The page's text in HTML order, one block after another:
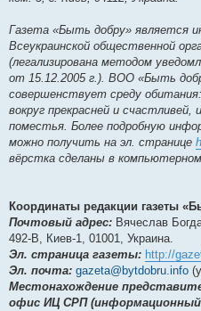
Газета «Быть добру» является
Всеукраинской общественной
(легализирована методом
от 15.12.2005 г.). ВОО «Быть
совершенствует среду
вокруг прекрасней и
поместья. Более подробную
можно получить на эл. странице
вёрстка сделаны в
Координаты редакции газеты
Почтовый адрес: Вячеслав
492-В, Киев-1, 01001, Украина.
Эл. страница газеты: http://
Эл. почта: gazeta@bytdobru.info
Местонахождение
офис ИЦ СРП